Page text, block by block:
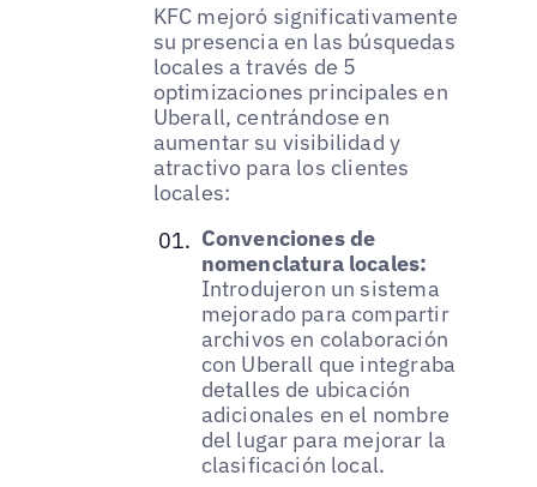
KFC mejoró significativamente
su presencia en las búsquedas
locales a través de 5
optimizaciones principales en
Uberall, centrándose en
aumentar su visibilidad y
atractivo para los clientes
locales:
Convenciones de
nomenclatura locales:
Introdujeron un sistema
mejorado para compartir
archivos en colaboración
con Uberall que integraba
detalles de ubicación
adicionales en el nombre
del lugar para mejorar la
clasificación local.